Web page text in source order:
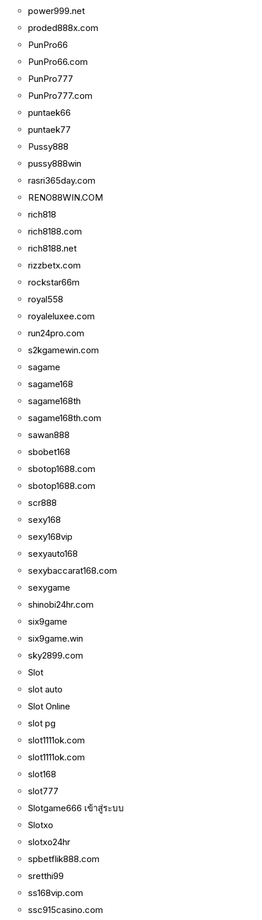
power999.net
proded888x.com
PunPro66
PunPro66.com
PunPro777
PunPro777.com
puntaek66
puntaek77
Pussy888
pussy888win
rasri365day.com
RENO88WIN.COM
rich818
rich8188.com
rich8188.net
rizzbetx.com
rockstar66m
royal558
royaleluxee.com
run24pro.com
s2kgamewin.com
sagame
sagame168
sagame168th
sagame168th.com
sawan888
sbobet168
sbotop1688.com
sbotop1688.com
scr888
sexy168
sexy168vip
sexyauto168
sexybaccarat168.com
sexygame
shinobi24hr.com
six9game
six9game.win
sky2899.com
Slot
slot auto
Slot Online
slot pg
slot1111ok.com
slot1111ok.com
slot168
slot777
Slotgame666 เข้าสู่ระบบ
Slotxo
slotxo24hr
spbetflik888.com
sretthi99
ss168vip.com
ssc915casino.com